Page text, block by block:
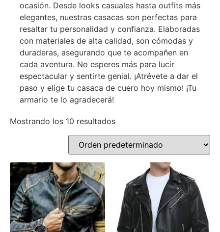
ocasión. Desde looks casuales hasta outfits más
elegantes, nuestras casacas son perfectas para
resaltar tu personalidad y confianza. Elaboradas
con materiales de alta calidad, son cómodas y
duraderas, asegurando que te acompañen en
cada aventura. No esperes más para lucir
espectacular y sentirte genial. ¡Atrévete a dar el
paso y elige tu casaca de cuero hoy mismo! ¡Tu
armario te lo agradecerá!
Mostrando los 10 resultados